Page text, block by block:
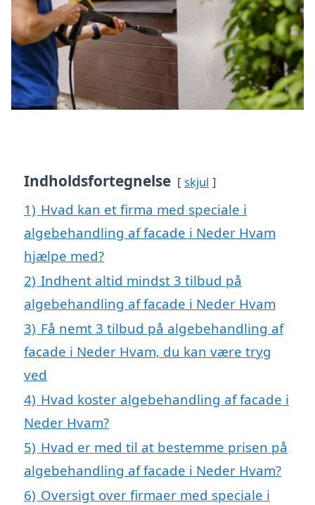
Indholdsfortegnelse skjul
1) Hvad kan et firma med speciale i
algebehandling af facade i Neder Hvam
hjælpe med?
2) Indhent altid mindst 3 tilbud på
algebehandling af facade i Neder Hvam
3) Få nemt 3 tilbud på algebehandling af
facade i Neder Hvam, du kan være tryg
ved
4) Hvad koster algebehandling af facade i
Neder Hvam?
5) Hvad er med til at bestemme prisen på
algebehandling af facade i Neder Hvam?
6) Oversigt over firmaer med speciale i